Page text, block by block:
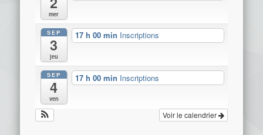
mer
SEP
3
jeu
17 h 00 min Inscriptions
SEP
4
ven
17 h 00 min Inscriptions
Voir le calendrier